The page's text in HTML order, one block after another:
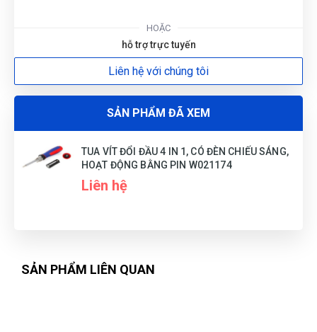
HOẶC
hỗ trợ trực tuyến
Liên hệ với chúng tôi
SẢN PHẨM ĐÃ XEM
TUA VÍT ĐỔI ĐẦU 4 IN 1, CÓ ĐÈN CHIẾU SÁNG,
HOẠT ĐỘNG BẰNG PIN W021174
Liên hệ
SẢN PHẨM LIÊN QUAN